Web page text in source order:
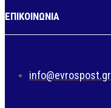
ΕΠΙΚΟΙΝΩΝΙΑ
info@evrospost.gr